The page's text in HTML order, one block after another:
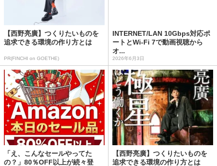
【西野亮廣】つくりたいものを
追求できる環境の作り方とは
PR(FINCHI on GOETHE)
INTERNET/LAN 10Gbps対応ポ
ートとWi-Fi 7で動画視聴から
オ...
2026年6月3日
「え、こんなセールやってた
の？」80％OFF以上が続々登
【西野亮廣】つくりたいものを
追求できる環境の作り方とは